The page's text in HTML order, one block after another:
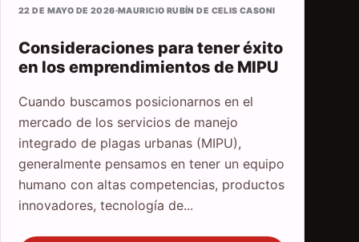
22 DE MAYO DE 2026·MAURICIO RUBÍN DE CELIS CASONI
Consideraciones para tener éxito
en los emprendimientos de MIPU
Cuando buscamos posicionarnos en el
mercado de los servicios de manejo
integrado de plagas urbanas (MIPU),
generalmente pensamos en tener un equipo
humano con altas competencias, productos
innovadores, tecnología de...